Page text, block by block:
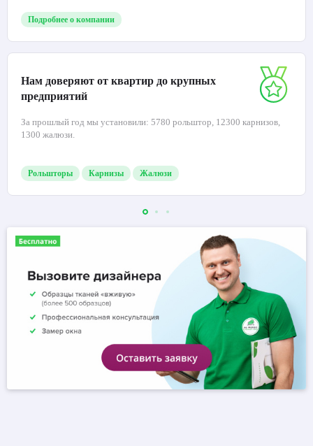
Подробнее о компании
Нам доверяют от квартир до крупных
предприятий
За прошлый год мы установили: 5780 рольштор, 12300 карнизов,
1300 жалюзи.
Рольшторы Карнизы Жалюзи